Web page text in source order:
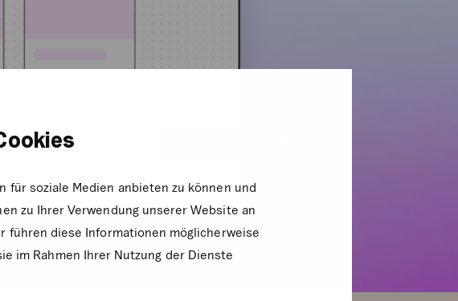
für soziale Medien anbieten zu können und
zu Ihrer Verwendung unserer Website an
führen diese Informationen möglicherweise
im Rahmen Ihrer Nutzung der Dienste